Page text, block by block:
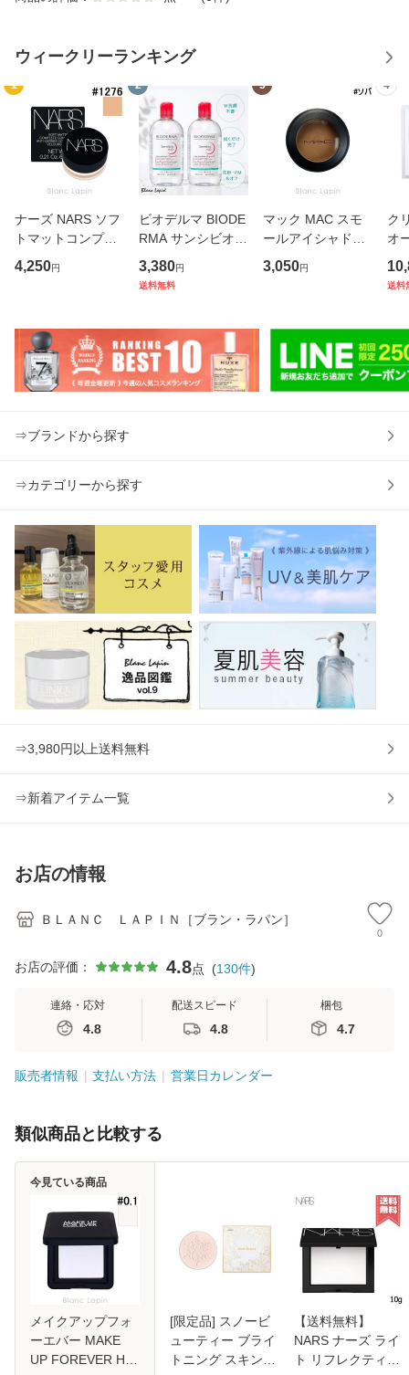
ウィークリーランキング
1
ナーズ NARS ソフ
トマットコンプリ
ートコンシーラー
#1276 VANILLA 6.
4,250円
2
ビオデルマ BIODE
RMA サンシビオH
2O D 2本セット
【送料無料】 500
3,380円
送料無料
3
マック MAC スモ
ールアイシャドウ
#ソバ Soba 1.5g
アイシャドウ [016
3,050円
4
ク
オ
デ
ミ
ー
送料
⇒ブランドから探す
⇒カテゴリーから探す
⇒3,980円以上送料無料
⇒新着アイテム一覧
お店の情報
ＢＬＡＮＣ ＬＡＰＩＮ［ブラン・ラパン］
0
お店の評価： 4.8点 (130件)
連絡・応対
4.8
配送スピード
4.8
梱包
4.7
販売者情報 支払い方法 営業日カレンダー
類似商品と比較する
メイクアップフォ
ーエバー MAKE
UP FOREVER HD
今見ている商品
[限定品] スノービ
ューティー ブライ
トニング スキンケ
【送料無料】
NARS ナーズ ライ
ト リフレクティン